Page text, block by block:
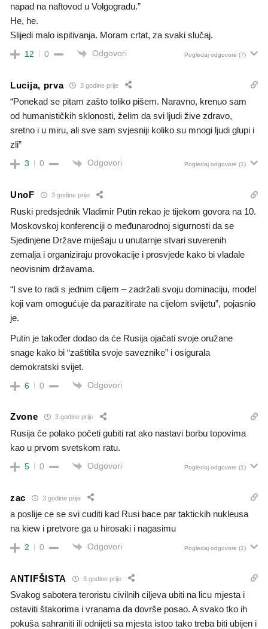
napad na naftovod u Volgogradu.”
He, he.
Slijedi malo ispitivanja. Moram crtat, za svaki slučaj.
12 0 Odgovori Pogledaj odgovore (7)
Lucija, prva 3 godine prije
“Ponekad se pitam zašto toliko pišem. Naravno, krenuo sam
od humanističkih sklonosti, želim da svi ljudi žive zdravo,
sretno i u miru, ali sve sam svjesniji koliko su mnogi ljudi glupi i
zli”
3 0 Odgovori Pogledaj odgovore (1)
UnoF 3 godine prije
Ruski predsjednik Vladimir Putin rekao je tijekom govora na 10.
Moskovskoj konferenciji o međunarodnoj sigurnosti da se
Sjedinjene Države miješaju u unutarnje stvari suverenih
zemalja i organiziraju provokacije i prosvjede kako bi vladale
neovisnim državama.
“I sve to radi s jednim ciljem – zadržati svoju dominaciju, model
koji vam omogućuje da parazitirate na cijelom svijetu”, pojasnio
je.
Putin je također dodao da će Rusija ojačati svoje oružane
snage kako bi “zaštitila svoje saveznike” i osigurala
demokratski svijet.
6 0 Odgovori
Zvone 3 godine prije
Rusija če polako početi gubiti rat ako nastavi borbu topovima
kao u prvom svetskom ratu.
5 0 Odgovori Pogledaj odgovore (1)
zac 3 godine prije
a poslije ce se svi cuditi kad Rusi bace par taktickih nukleusa
na kiew i pretvore ga u hirosaki i nagasimu
2 0 Odgovori Pogledaj odgovore (1)
ANTIFŠISTA 3 godine prije
Svakog sabotera teroristu civilnih ciljeva ubiti na licu mjesta i
ostaviti štakorima i vranama da dovrše posao. A svako tko ih
pokuša sahraniti ili odnijeti sa mjesta istoo tako treba biti ubijen i